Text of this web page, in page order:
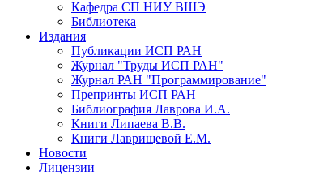
Кафедра СП НИУ ВШЭ
Библиотека
Издания
Публикации ИСП РАН
Журнал "Труды ИСП РАН"
Журнал РАН "Программирование"
Препринты ИСП РАН
Библиография Лаврова И.А.
Книги Липаева В.В.
Книги Лаврищевой Е.М.
Новости
Лицензии